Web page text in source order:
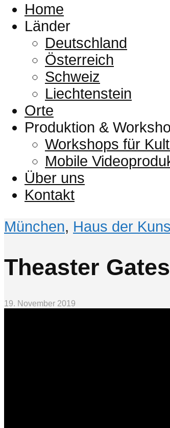
Home
Länder
Deutschland
Österreich
Schweiz
Liechtenstein
Orte
Produktion &
Workshops für
Mobile
Über uns
Kontakt
München, Haus der
Theaster
19. November 2019